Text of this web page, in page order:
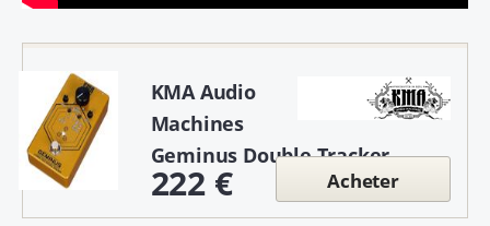
KMA Audio
Machines
Geminus Double Tracker
222 € Acheter